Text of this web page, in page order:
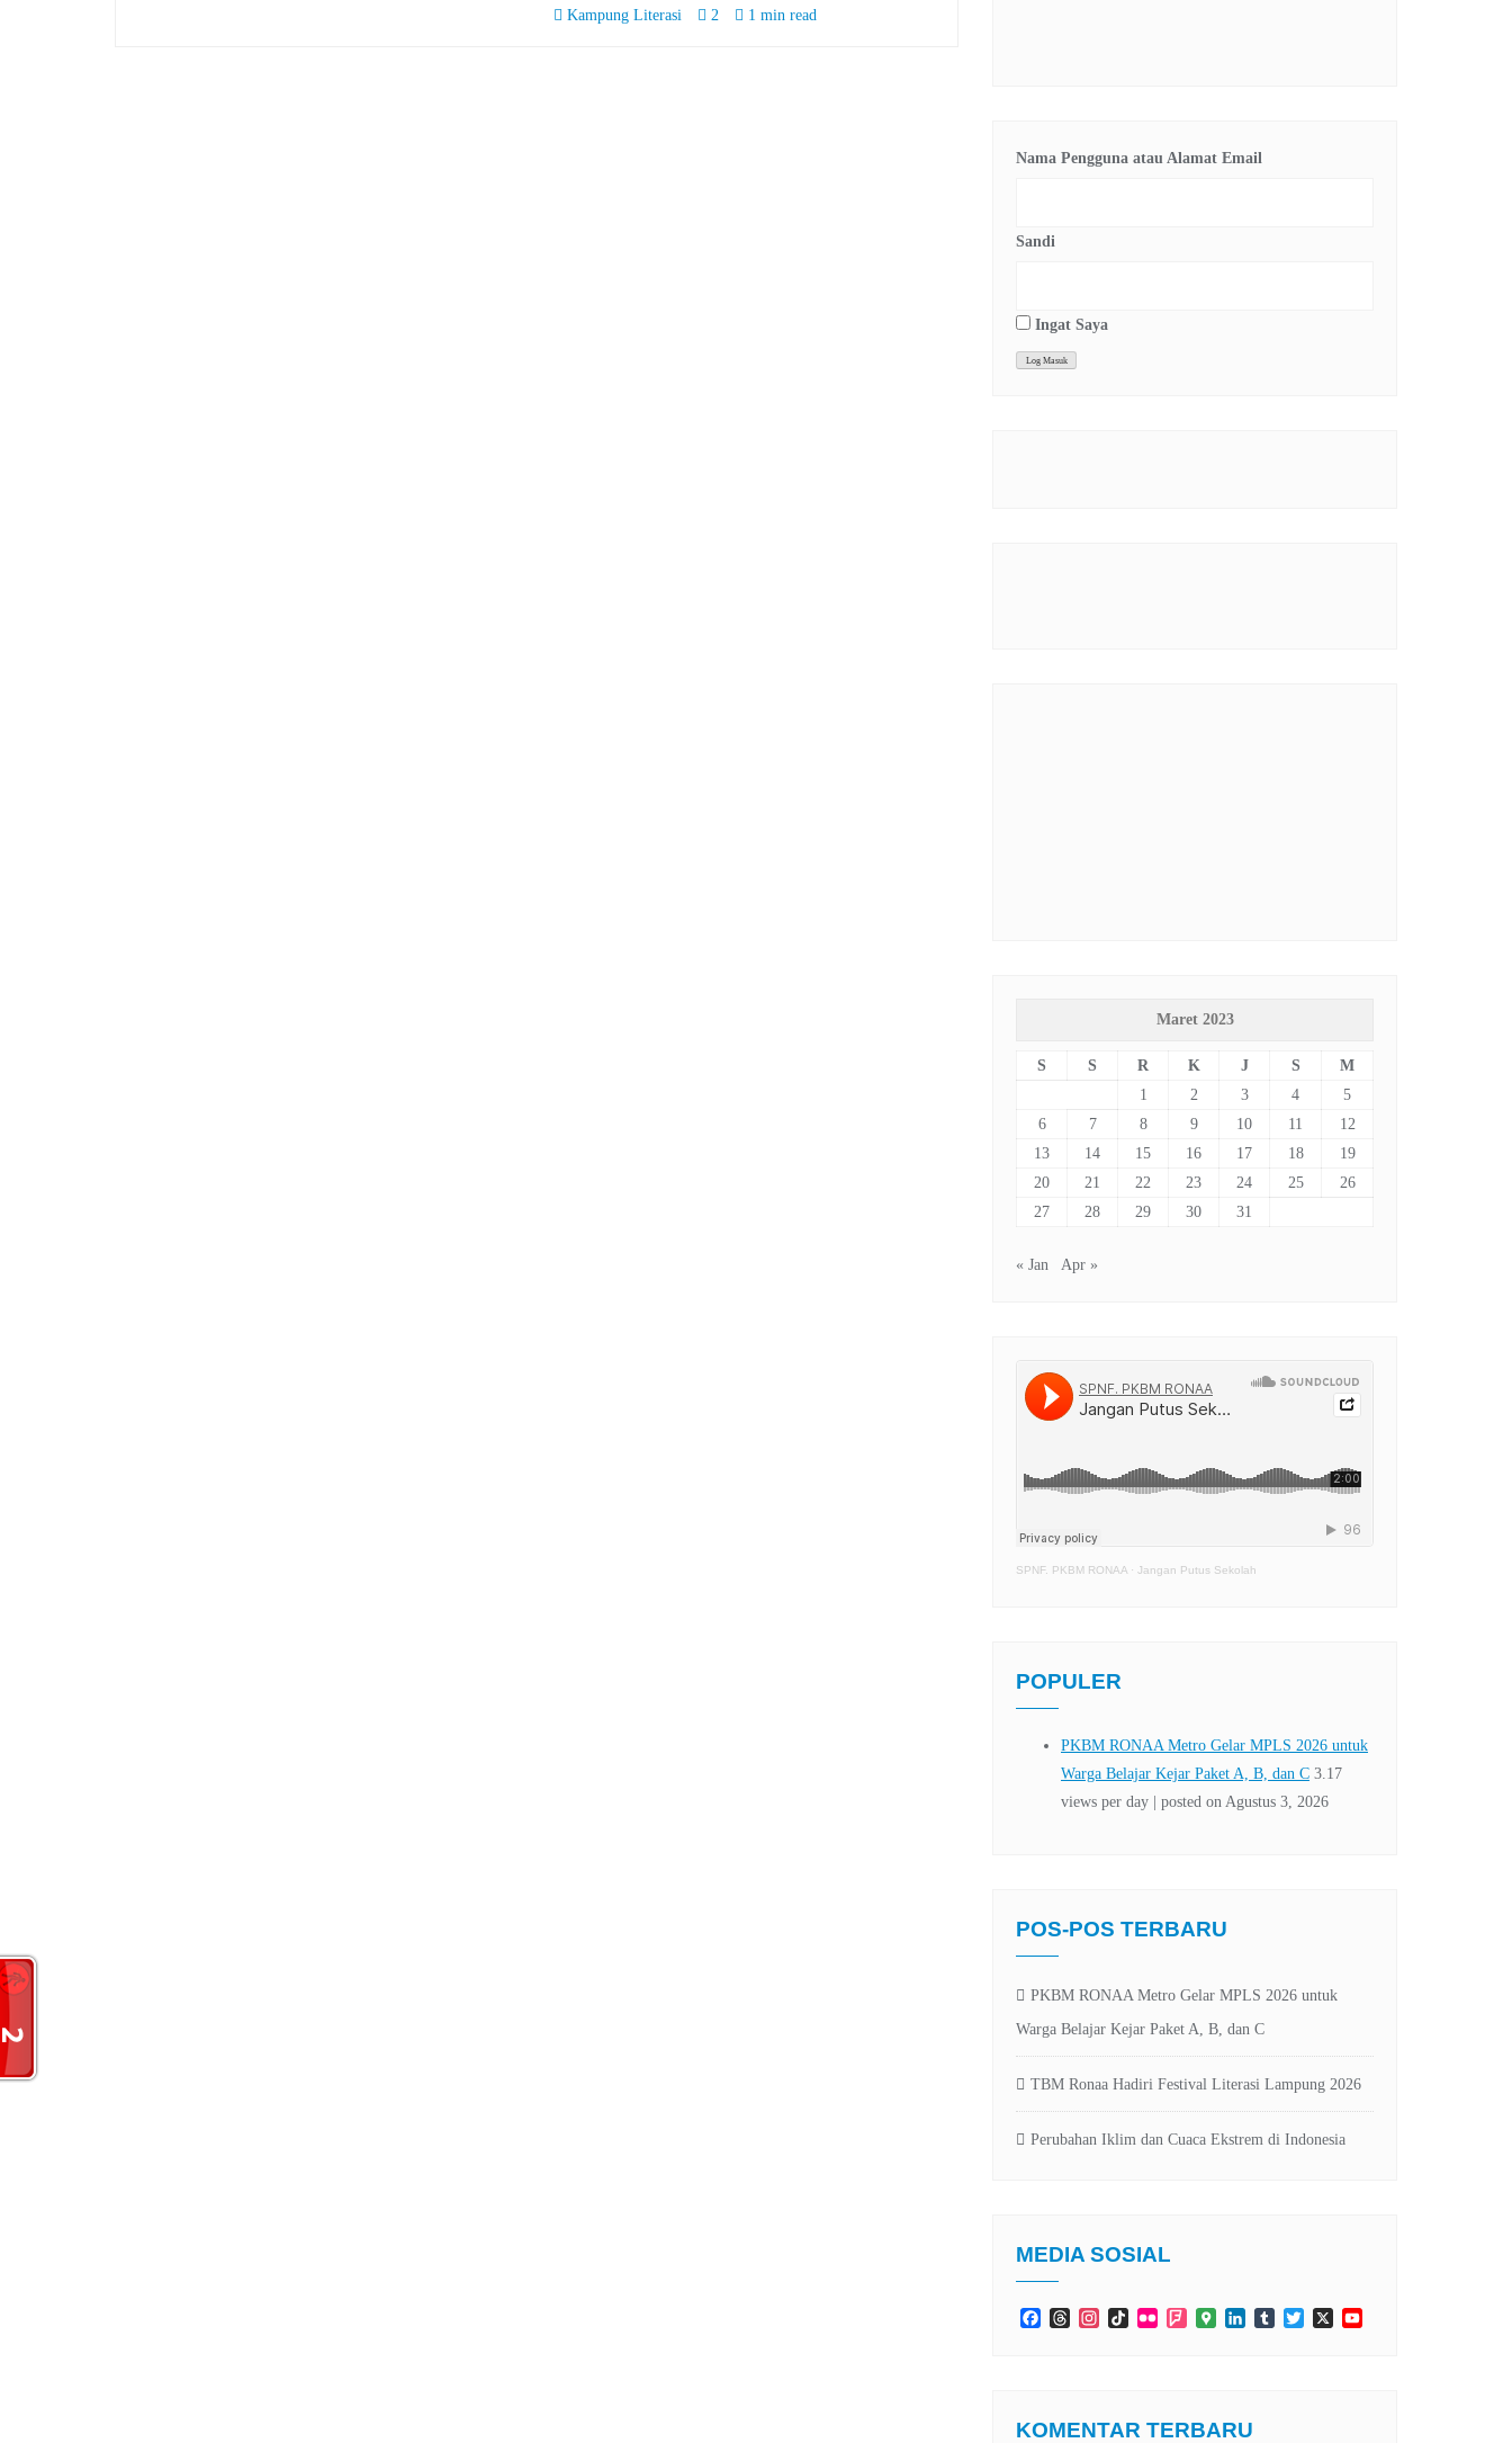
Kampung Literasi 2 1 min read
Nama Pengguna atau Alamat Email
Sandi
Ingat Saya
Maret 2023
S S R K J S
M
1
2 3 4
5
6
7 8 9 10 11
12
13
14 15 16 17 18
19
20
21 22 23 24 25
26
27
28 29 30 31
« Jan Apr »
SPNF. PKBM RONAA · Jangan Putus Sekolah
POPULER
POS-POS TERBARU
PKBM RONAA Metro Gelar MPLS 2026 untuk
Warga Belajar Kejar Paket A, B, dan C
TBM Ronaa Hadiri Festival Literasi Lampung 2026
Perubahan Iklim dan Cuaca Ekstrem di Indonesia
MEDIA SOSIAL
FacebookThreadsInstagramTikTokFlickr Foursquare
GoogleLinkedInTumblrTwitter
X
KOMENTAR TERBARU